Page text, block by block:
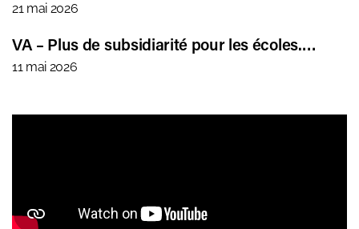
21 mai 2026
VA – Plus de subsidiarité pour les écoles.…
11 mai 2026